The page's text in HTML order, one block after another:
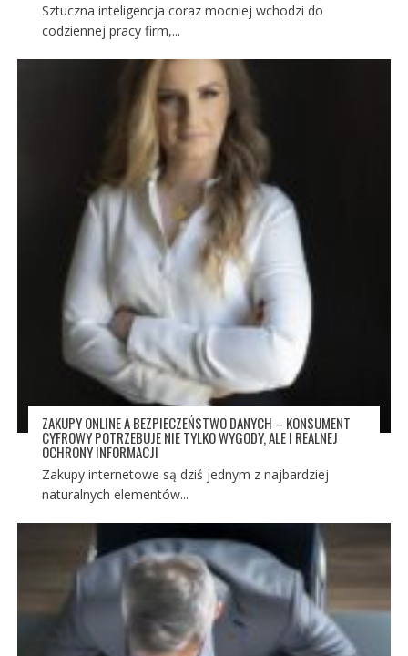
Sztuczna inteligencja coraz mocniej wchodzi do
codziennej pracy firm,...
ZAKUPY ONLINE A BEZPIECZEŃSTWO DANYCH – KONSUMENT
CYFROWY POTRZEBUJE NIE TYLKO WYGODY, ALE I REALNEJ
OCHRONY INFORMACJI
Zakupy internetowe są dziś jednym z najbardziej
naturalnych elementów...